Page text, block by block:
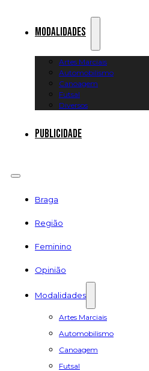
Modalidades
Artes Marciais
Automobilismo
Canoagem
Futsal
Diversos
Publicidade
Braga
Região
Feminino
Opinião
Modalidades
Artes Marciais
Automobilismo
Canoagem
Futsal